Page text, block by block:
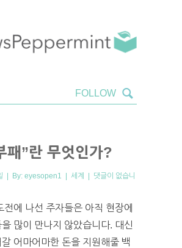
패”란 무엇인가?
| By: eyesopen1 | 세계 | 댓글이 없습니
전에 나선 주자들은 아직 현장에
많이 만나지 않았습니다. 대신
어마어마한 돈을 지원해줄 백